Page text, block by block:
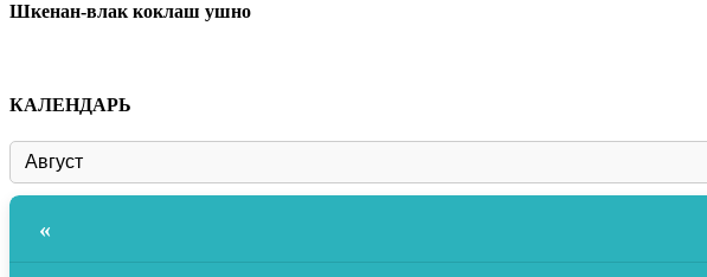
Шкенан-влак коклаш ушно
КАЛЕНДАРЬ
«